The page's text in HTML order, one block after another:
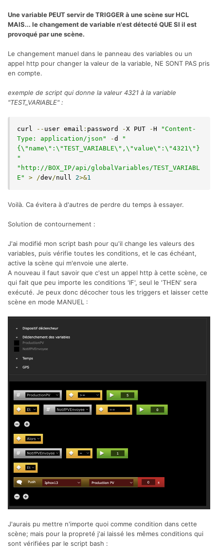
Une variable PEUT servir de TRIGGER à une scène sur HCL
MAIS... le changement de variable n'est détecté QUE SI il est
provoqué par une scène.
Le changement manuel dans le panneau des variables ou un
appel http pour changer la valeur de la variable, NE SONT PAS pris
en compte.
exemple de script qui donne la valeur 4321 à la variable
"TEST_VARIABLE" :
curl -- user email : password -X PUT -H
"Content-
Type: application/json"
-d
"
{\"name\":\"TEST_VARIABLE\",\"value\":\"4321\"}
"
"http://BOX_IP/api/globalVariables/TEST_VARIABL
E"
> /dev/null 2>&1
Voilà. Ca évitera à d'autres de perdre du temps à essayer.
Solution de contournement :
J'ai modifié mon script bash pour qu'il change les valeurs des
variables, puis vérifie toutes les conditions, et le cas échéant,
active la scène qui m'envoie une alerte.
A nouveau il faut savoir que c'est un appel http à cette scène, ce
qui fait que peu importe les conditions 'IF', seul le 'THEN' sera
exécuté. Je peux donc décocher tous les triggers et laisser cette
scène en mode MANUEL :
J'aurais pu mettre n'importe quoi comme condition dans cette
scène; mais pour la propreté j'ai laissé les mêmes conditions qui
sont vérifiées par le script bash :